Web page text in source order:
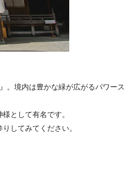
。境内は豊かな緑が広がるパワース
として有名です。
してみてください。